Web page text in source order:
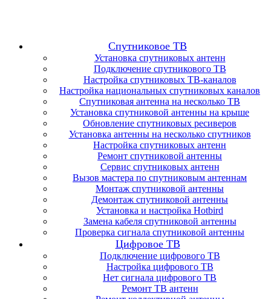
Спутниковое ТВ
Установка спутниковых антенн
Подключение спутникового ТВ
Настройка спутниковых ТВ-каналов
Настройка национальных спутниковых каналов
Спутниковая антенна на несколько ТВ
Установка спутниковой антенны на крыше
Обновление спутниковых ресиверов
Установка антенны на несколько спутников
Настройка спутниковых антенн
Ремонт спутниковой антенны
Сервис спутниковых антенн
Вызов мастера по спутниковым антеннам
Монтаж спутниковой антенны
Демонтаж спутниковой антенны
Установка и настройка Hotbird
Замена кабеля спутниковой антенны
Проверка сигнала спутниковой антенны
Цифровое ТВ
Подключение цифрового ТВ
Настройка цифрового ТВ
Нет сигнала цифрового ТВ
Ремонт ТВ антенн